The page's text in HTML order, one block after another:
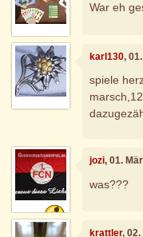
War eh
karl130,
spiele
jozi, 01.
was???
krattler,